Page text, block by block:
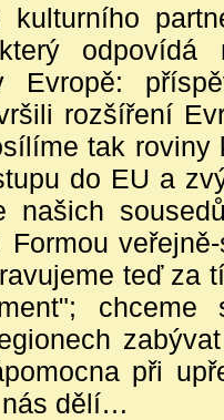
kulturního
odpovídá
Evropě:
rozšíření
tak roviny
do EU a
našich
Formou
teď za
při
nás dělí…